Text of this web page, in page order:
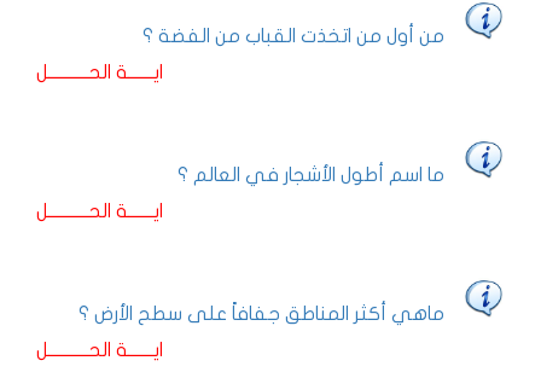
من أول من اتخذت القباب من الفضة ؟
ايـــــــة الحـــــــــــل
ما اسم أطول الأشجار في العالم ؟
ايـــــــة الحـــــــــــل
ماهي أكثر المناطق جفافاً على سطح الأرض ؟
ايـــــــة الحـــــــــــل